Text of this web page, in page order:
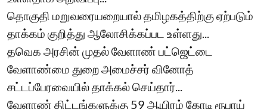
தொகுதி மறுவரையறையால் தமிழகத்திற்கு ஏற்படும்
தாக்கம் குறித்து ஆலோசிக்கப்பட உள்ளது...
தவெக அரசின் முதல் வேளாண் பட்ஜெட்டை
வேளாண்மை துறை அமைச்சர் வினோத்
சட்டப்பேரவையில் தாக்கல் செய்தார்...
வேளாண் திட்டங்களுக்கு 59 ஆயிரம் கோடி ரூபாய்